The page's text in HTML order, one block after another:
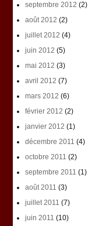
septembre 2012 (2)
août 2012 (2)
juillet 2012 (4)
juin 2012 (5)
mai 2012 (3)
avril 2012 (7)
mars 2012 (6)
février 2012 (2)
janvier 2012 (1)
décembre 2011 (4)
octobre 2011 (2)
septembre 2011 (1)
août 2011 (3)
juillet 2011 (7)
juin 2011 (10)